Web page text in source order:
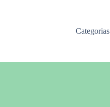
Categorias